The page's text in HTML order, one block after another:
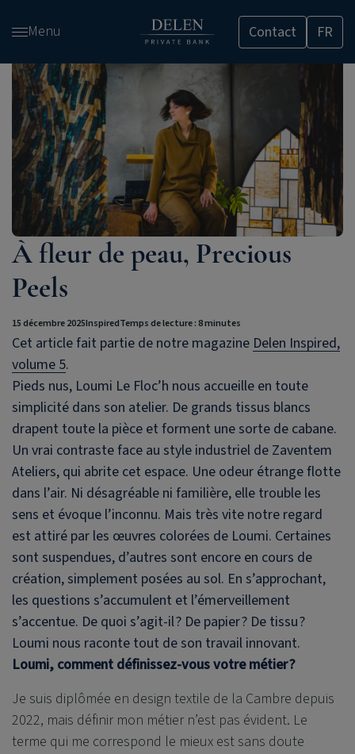
au
contenu
Menu Contact FR
À fleur de peau, Precious
Peels
15 décembre 2025InspiredTemps de lecture : 8 minutes
Cet article fait partie de notre magazine Delen Inspired,
volume 5.
Pieds nus, Loumi Le Floc’h nous accueille en toute
simplicité dans son atelier. De grands tissus blancs
drapent toute la pièce et forment une sorte de cabane.
Un vrai contraste face au style industriel de Zaventem
Ateliers, qui abrite cet espace. Une odeur étrange flotte
dans l’air. Ni désagréable ni familière, elle trouble les
sens et évoque l’inconnu. Mais très vite notre regard
est attiré par les œuvres colorées de Loumi. Certaines
sont suspendues, d’autres sont encore en cours de
création, simplement posées au sol. En s’approchant,
les questions s’accumulent et l’émerveillement
s’accentue. De quoi s’agit-il ? De papier ? De tissu ?
Loumi nous raconte tout de son travail innovant.
Loumi, comment définissez-vous votre métier ?
Je suis diplômée en design textile de la Cambre depuis
2022, mais définir mon métier n’est pas évident. Le
terme qui me correspond le mieux est sans doute